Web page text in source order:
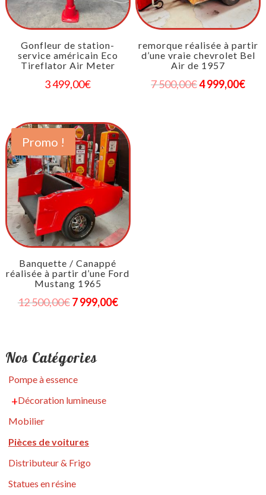
Gonfleur de station-
service américain Eco
Tireflator Air Meter
3 499,00€
remorque réalisée à partir
d’une vraie chevrolet Bel
Air de 1957
7 500,00€4 999,00€
Promo !
Banquette / Canappé
réalisée à partir d’une Ford
Mustang 1965
12 500,00€7 999,00€
Nos Catégories
Pompe à essence
Décoration lumineuse
Mobilier
Pièces de voitures
Distributeur & Frigo
Statues en résine